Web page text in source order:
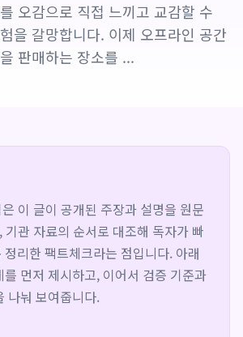
오감으로 직접 느끼고 교감할 수
을 갈망합니다. 이제 오프라인 공간
판매하는 장소를 ...
이 글이 공개된 주장과 설명을 원문
기관 자료의 순서로 대조해 독자가 빠
리한 팩트체크라는 점입니다. 아래
먼저 제시하고, 이어서 검증 기준과
나눠 보여줍니다.